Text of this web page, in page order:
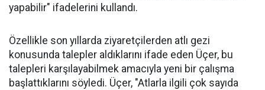
yapabilir" ifadelerini kullandı.
Özellikle son yıllarda ziyaretçilerden atlı gezi
konusunda talepler aldıklarını ifade eden Üçer, bu
talepleri karşılayabilmek amacıyla yeni bir çalışma
başlattıklarını söyledi. Üçer, "Atlarla ilgili çok sayıda